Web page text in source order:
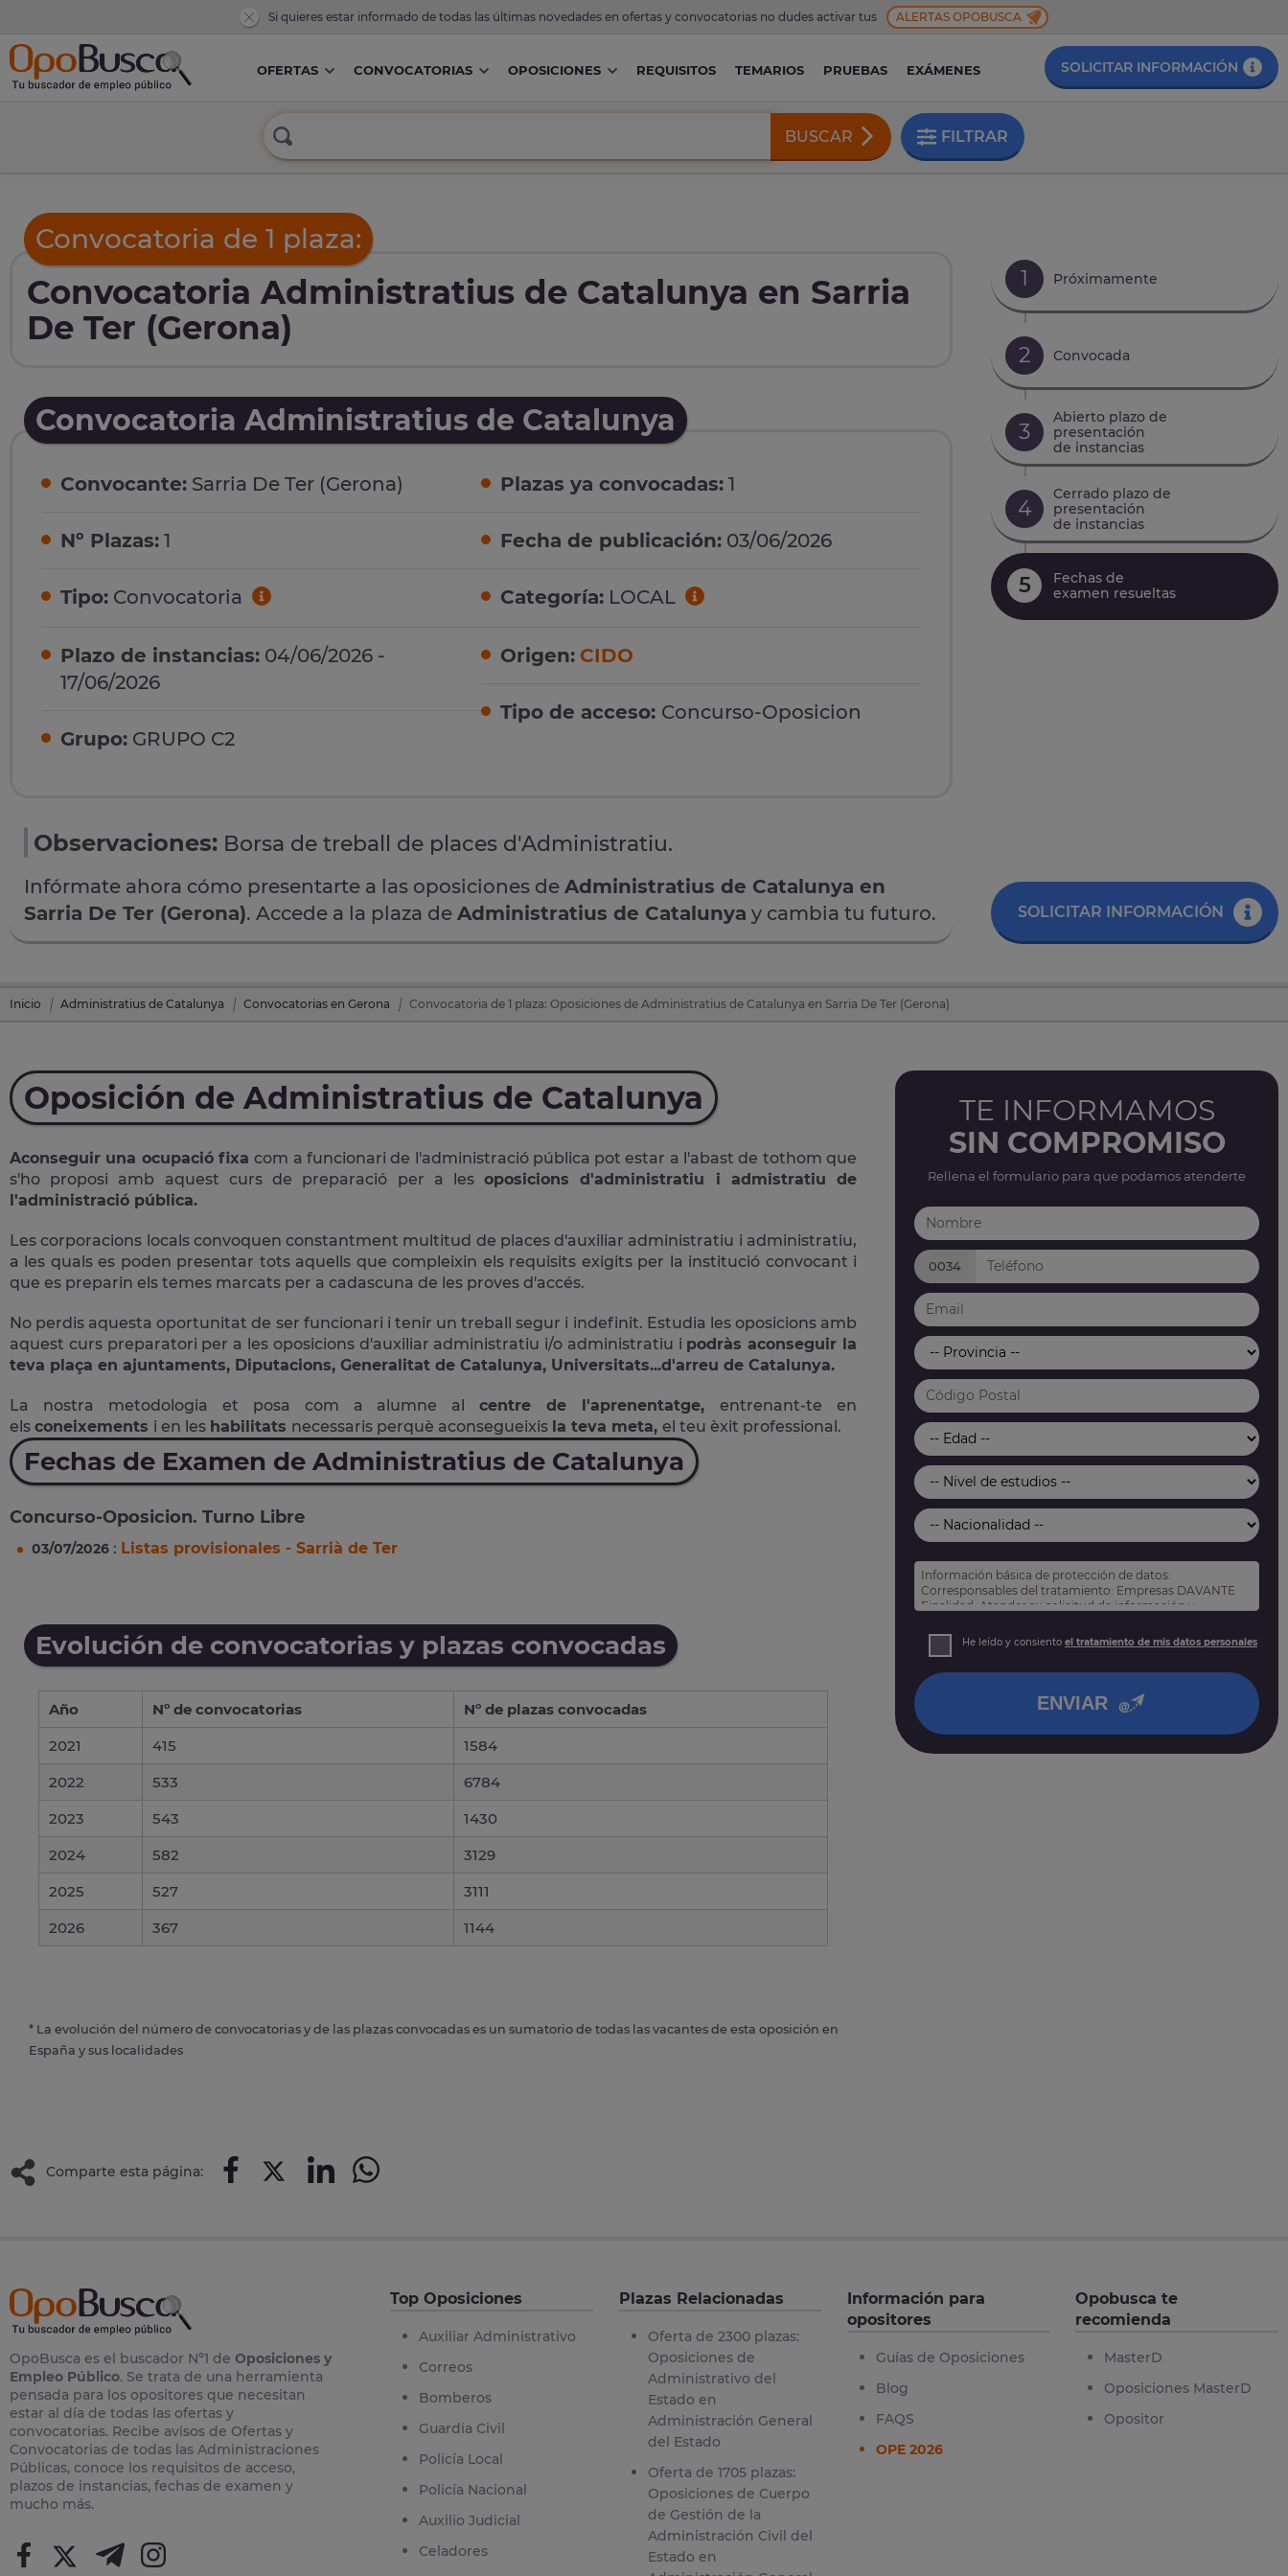
Si quieres estar informado de todas las últimas novedades en ofertas y convocatorias no dudes activar tus ALERTAS OPOBUSCA
OFERTAS CONVOCATORIAS OPOSICIONES REQUISITOS TEMARIOS PRUEBAS EXÁMENES SOLICITAR INFORMACIÓN
BUSCAR FILTRAR
Convocatoria de 1 plaza:
Convocatoria Administratius de Catalunya en Sarria
De Ter (Gerona)
Convocatoria Administratius de Catalunya
Convocante: Sarria De Ter (Gerona)
Nº Plazas: 1
Tipo: Convocatoria
Plazo de instancias: 04/06/2026 -
17/06/2026
Grupo: GRUPO C2
Plazas ya convocadas: 1
Fecha de publicación: 03/06/2026
Categoría: LOCAL
Origen: CIDO
Tipo de acceso: Concurso-Oposicion
Observaciones: Borsa de treball de places d'Administratiu.
Infórmate ahora cómo presentarte a las oposiciones de Administratius de Catalunya en
Sarria De Ter (Gerona). Accede a la plaza de Administratius de Catalunya y cambia tu futuro.
1 Próximamente
2 Convocada
3
Abierto plazo de
presentación
de instancias
4
Cerrado plazo de
presentación
de instancias
5
Fechas de
examen resueltas
SOLICITAR INFORMACIÓN
Inicio Administratius de Catalunya Convocatorias en Gerona Convocatoria de 1 plaza: Oposiciones de Administratius de Catalunya en Sarria De Ter (Gerona)
Oposición de Administratius de Catalunya
Aconseguir una ocupació fixacom a funcionari de l'administració pública pot estar a l'abast de tothom que
s'ho proposi amb aquest curs de preparació per a lesoposicions d'administratiu i admistratiu de
l'administració pública.
Les corporacions locals convoquen constantment multitud de places d'auxiliar administratiu i administratiu,
a les quals es poden presentar tots aquells que compleixin els requisits exigits per la institució convocant i
que es preparin els temes marcats per a cadascuna de les proves d'accés.
No perdis aquesta oportunitat de ser funcionari i tenir un treball segur i indefinit. Estudia les oposicions amb
aquest curs preparatori per a les oposicions d'auxiliar administratiu i/o administratiu i podràs aconseguir la
teva plaça en ajuntaments, Diputacions, Generalitat de Catalunya, Universitats...d'arreu de Catalunya.
La nostra metodologia et posa com a alumne alcentre de l'aprenentatge,entrenant-te en
els coneixements i en les habilitats necessaris perquè aconsegueixis la teva meta, el teu èxit professional.
Fechas de Examen de Administratius de Catalunya
Concurso-Oposicion. Turno Libre
03/07/2026 : Listas provisionales - Sarrià de Ter
Evolución de convocatorias y plazas convocadas
Año Nº de convocatorias
Nº de plazas convocadas
2021
415
1584
2022
533
6784
2023
543
1430
2024
582
3129
2025
527
3111
2026
367 1144
* La evolución del número de convocatorias y de las plazas convocadas es un sumatorio de todas las vacantes de esta oposición en
España y sus localidades
TE INFORMAMOS
SIN COMPROMISO
Rellena el formulario para que podamos atenderte
0034
Información básica de protección de datos:
Corresponsables del tratamiento: Empresas DAVANTE
Finalidad: Atender su solicitud de información y
Derechos: Puede acceder, rectificar y suprimir sus
datos, así como otros derechos tal y como se explica
He leído y consiento el tratamiento de mis datos personales
ENVIAR
Comparte esta página:
OpoBusca es el buscador Nº1 de Oposiciones y
Empleo Público. Se trata de una herramienta
pensada para los opositores que necesitan
estar al día de todas las ofertas y
convocatorias. Recibe avisos de Ofertas y
Convocatorias de todas las Administraciones
Públicas, conoce los requisitos de acceso,
plazos de instancias, fechas de examen y
mucho más.
Top Oposiciones
Auxiliar Administrativo
Correos
Bomberos
Guardia Civil
Policía Local
Policía Nacional
Auxilio Judicial
Celadores
Plazas Relacionadas
Oferta de 2300 plazas:
Oposiciones de
Administrativo del
Estado en
Administración General
del Estado
Oferta de 1705 plazas:
Oposiciones de Cuerpo
de Gestión de la
Administración Civil del
Estado en
Información para
opositores
Guías de Oposiciones
Blog
FAQS
OPE 2026
Opobusca te
recomienda
MasterD
Oposiciones MasterD
Opositor